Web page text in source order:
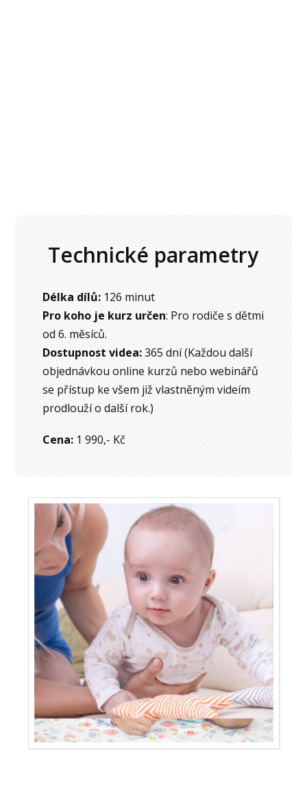
Technické parametry
Délka dílů: 126 minut
Pro koho je kurz určen: Pro rodiče s dětmi
od 6. měsíců.
Dostupnost videa:365 dní (Každou další
objednávkou online kurzů nebo webinářů
se přístup ke všem již vlastněným videím
prodlouží o další rok.)
Cena: 1 990,- Kč